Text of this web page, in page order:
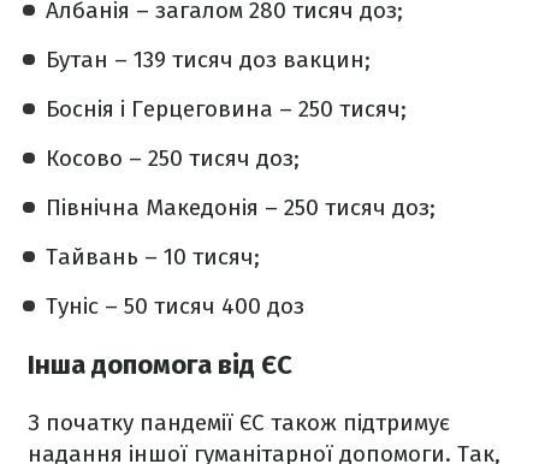
Албанія – загалом 280 тисяч доз;
Бутан – 139 тисяч доз вакцин;
Боснія і Герцеговина – 250 тисяч;
Косово – 250 тисяч доз;
Північна Македонія – 250 тисяч доз;
Тайвань – 10 тисяч;
Туніс – 50 тисяч 400 доз
Інша допомога від ЄС
З початку пандемії ЄС також підтримує
надання іншої гуманітарної допомоги. Так,